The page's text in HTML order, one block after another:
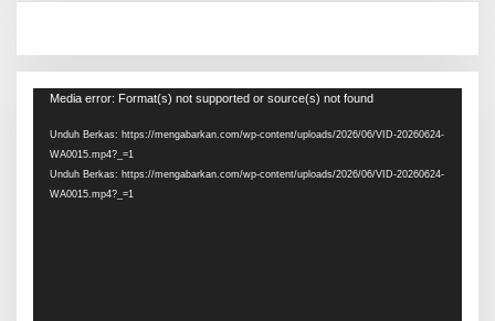
Pemutar
Media error: Format(s) not supported or source(s) not found
Unduh Berkas: https://mengabarkan.com/wp-content/uploads/2026/06/VID-20260624-
WA0015.mp4?_=1
Unduh Berkas: https://mengabarkan.com/wp-content/uploads/2026/06/VID-20260624-
WA0015.mp4?_=1